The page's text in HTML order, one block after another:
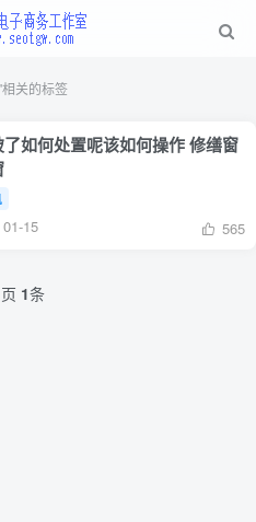
相关的标签
如何处置呢该如何操作 修缮窗
01-15 565
页 1条